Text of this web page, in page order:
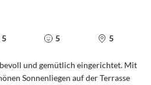
5 5 5
und gemütlich eingerichtet. Mit
Sonnenliegen auf der Terrasse